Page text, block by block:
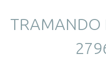
TRAMANDO